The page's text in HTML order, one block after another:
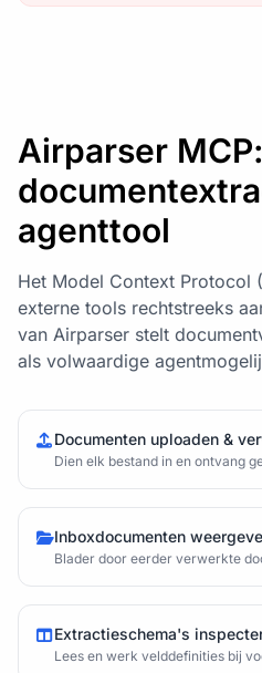
Airparser MCP:
agenttool
Het Model Context Protocol
externe tools rechtstreeks
van Airparser stelt
als volwaardige
Documenten uploaden &
Dien elk bestand in en ontvang
Inboxdocumenten
Blader door eerder verwerkte
Extractieschema's
Lees en werk velddefinities bij